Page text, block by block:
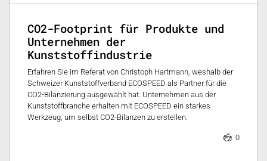
CO2-Footprint für Produkte und
Unternehmen der
Kunststoffindustrie
Erfahren Sie im Referat von Christoph Hartmann, weshalb der
Schweizer Kunststoffverband ECOSPEED als Partner für die
CO2-Bilanzierung ausgewählt hat. Unternehmen aus der
Kunststoffbranche erhalten mit ECOSPEED ein starkes
Werkzeug, um selbst CO2-Bilanzen zu erstellen.
0